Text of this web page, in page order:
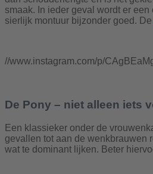
smaak. In ieder geval wordt er
sierlijk montuur bijzonder goed. De
//www.instagram.com/p/
De Pony – niet alleen iets
Een klassieker onder de
gevallen tot aan de wenkbrauwen
wat te dominant lijken. Beter